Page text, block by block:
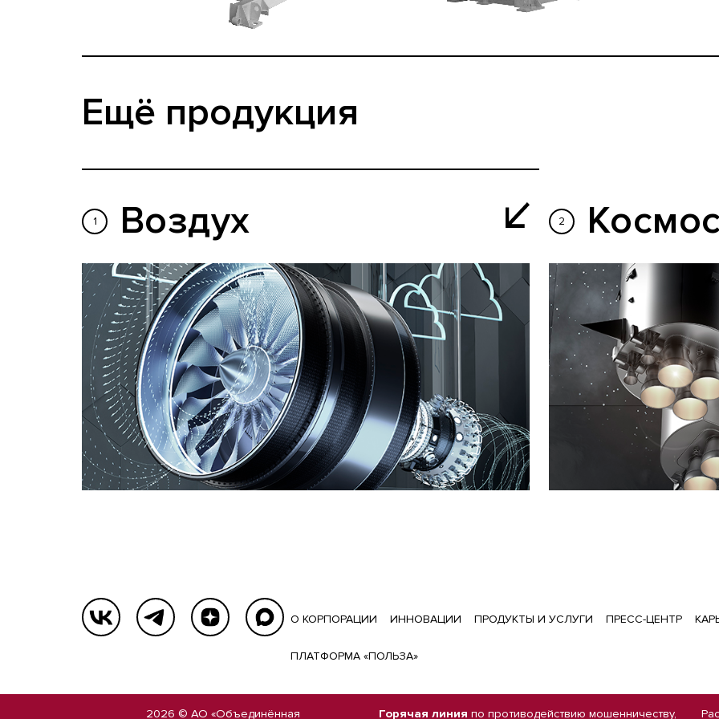
Ещё продукция
Воздух
О КОРПОРАЦИИ ИННОВАЦИИ ПРОДУКТЫ И УСЛУГИ ПРЕСС-ЦЕНТР
ПЛАТФОРМА «ПОЛЬЗА»
2026 © АО «Объединённая Горячая линия по противодействию мошенничеству,